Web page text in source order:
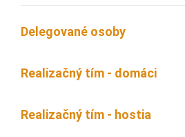
Delegované osoby
Realizačný tím - domáci
Realizačný tím - hostia